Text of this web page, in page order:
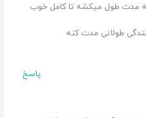
مدت طول میکشه تا کامل خوب
طولانی مدت کنه
پاسخ